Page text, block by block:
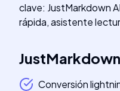
clave: JustMarkdown
rápida, asistente
JustMarkdown
Conversión